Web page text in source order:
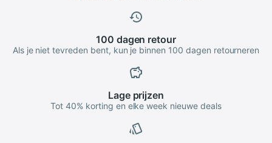
100 dagen retour
Als je niet tevreden bent, kun je binnen 100 dagen retourneren
Lageprijzen
Tot 40% korting en elke week nieuwe deals